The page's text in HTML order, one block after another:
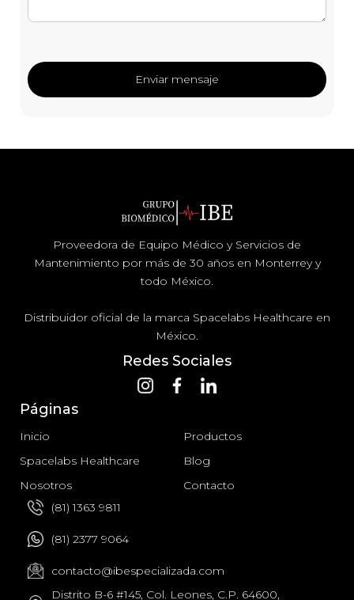
Proveedora de Equipo Médico y Servicios de
Mantenimiento por más de 30 años en Monterrey y
todo México.
Distribuidor oficial de la marca Spacelabs Healthcare en
México.
Redes Sociales
Páginas
Inicio
Productos
Spacelabs Healthcare
Blog
Nosotros
Contacto
(81) 1363 9811
(81) 2377 9064
contacto@ibespecializada.com
Distrito B-6 #145, Col. Leones, C.P. 64600,